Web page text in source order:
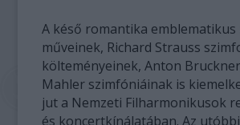
A késő romantika emblematikus
műveinek, Richard Strauss
költeményeinek, Anton
Mahler szimfóniáinak is
jut a Nemzeti Filharmonikusok
és koncertkínálatában. Az